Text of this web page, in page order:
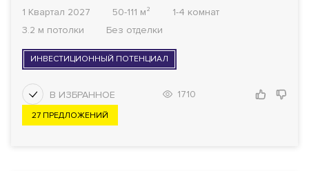
Все варианты
1 Квартал 2027 50-111 м²
1-4 комнат
3.2 м потолки
Без отделки
ИНВЕСТИЦИОННЫЙ ПОТЕНЦИАЛ
1710
27 ПРЕДЛОЖЕНИЙ